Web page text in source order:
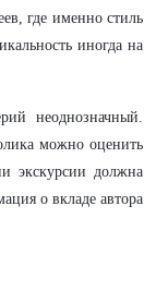
где именно стиль
иногда на
неоднозначный.
можно оценить
экскурсии должна
о вкладе автора